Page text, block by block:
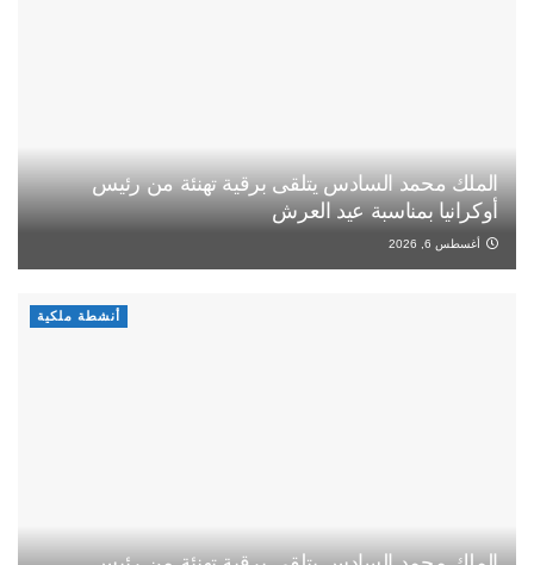
الملك محمد السادس يتلقى برقية تهنئة من رئيس
أوكرانيا بمناسبة عيد العرش
أغسطس 6, 2026
أنشطة ملكية